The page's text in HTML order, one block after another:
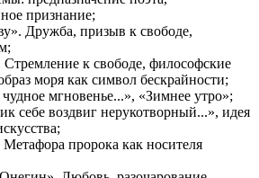
признание;
Дружба, призыв к свободе,
к свободе, философские
моря как символ бескрайности;
мгновенье...», «Зимнее утро»;
себе воздвиг нерукотворный...», идея
пророка как носителя